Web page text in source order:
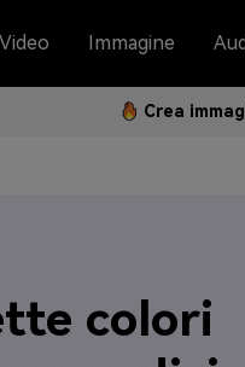
Video Immagine
Crea
colori